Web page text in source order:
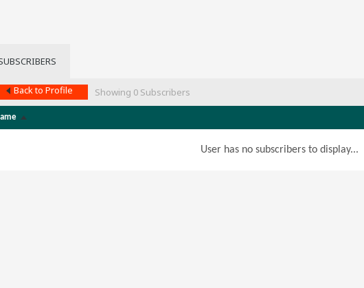
Back to Profile Showing 0 Subscribers
User has no subscribers to display...